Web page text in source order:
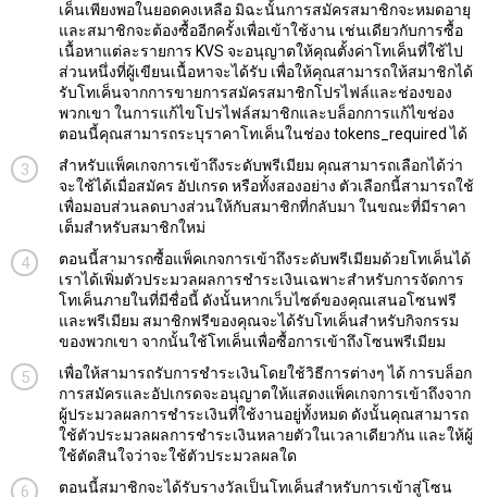
เค็นเพียงพอในยอดคงเหลือ มิฉะนั้นการสมัครสมาชิกจะหมดอายุ
และสมาชิกจะต้องซื้ออีกครั้งเพื่อเข้าใช้งาน เช่นเดียวกับการซื้อ
เนื้อหาแต่ละรายการ KVS จะอนุญาตให้คุณตั้งค่าโทเค็นที่ใช้ไป
ส่วนหนึ่งที่ผู้เขียนเนื้อหาจะได้รับ เพื่อให้คุณสามารถให้สมาชิกได้
รับโทเค็นจากการขายการสมัครสมาชิกโปรไฟล์และช่องของ
พวกเขา ในการแก้ไขโปรไฟล์สมาชิกและบล็อกการแก้ไขช่อง
ตอนนี้คุณสามารถระบุราคาโทเค็นในช่อง tokens_required ได้
สำหรับแพ็คเกจการเข้าถึงระดับพรีเมียม คุณสามารถเลือกได้ว่า
จะใช้ได้เมื่อสมัคร อัปเกรด หรือทั้งสองอย่าง ตัวเลือกนี้สามารถใช้
เพื่อมอบส่วนลดบางส่วนให้กับสมาชิกที่กลับมา ในขณะที่มีราคา
เต็มสำหรับสมาชิกใหม่
ตอนนี้สามารถซื้อแพ็คเกจการเข้าถึงระดับพรีเมียมด้วยโทเค็นได้
เราได้เพิ่มตัวประมวลผลการชำระเงินเฉพาะสำหรับการจัดการ
โทเค็นภายในที่มีชื่อนี้ ดังนั้นหากเว็บไซต์ของคุณเสนอโซนฟรี
และพรีเมียม สมาชิกฟรีของคุณจะได้รับโทเค็นสำหรับกิจกรรม
ของพวกเขา จากนั้นใช้โทเค็นเพื่อซื้อการเข้าถึงโซนพรีเมียม
เพื่อให้สามารถรับการชำระเงินโดยใช้วิธีการต่างๆ ได้ การบล็อก
การสมัครและอัปเกรดจะอนุญาตให้แสดงแพ็คเกจการเข้าถึงจาก
ผู้ประมวลผลการชำระเงินที่ใช้งานอยู่ทั้งหมด ดังนั้นคุณสามารถ
ใช้ตัวประมวลผลการชำระเงินหลายตัวในเวลาเดียวกัน และให้ผู้
ใช้ตัดสินใจว่าจะใช้ตัวประมวลผลใด
ตอนนี้สมาชิกจะได้รับรางวัลเป็นโทเค็นสำหรับการเข้าสู่โซน